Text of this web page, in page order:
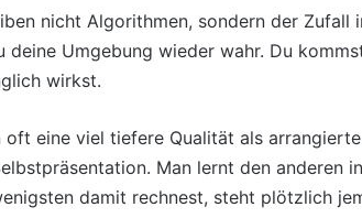
nicht Algorithmen, sondern der
Umgebung wieder wahr. Du
wirkst.
oft eine viel tiefere Qualität als
Man lernt den anderen
damit rechnest, steht plötzlich